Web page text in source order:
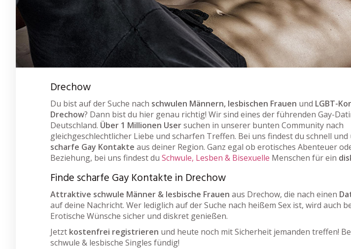
Drechow
Du bist auf der Suche nach schwulen Männern, lesbischen Frauen und LGBT-
Drechow? Dann bist du hier genau richtig! Wir sind eines der führenden Gay-
Deutschland. Über 1 Millionen Usersuchen in unserer bunten Community nach
gleichgeschlechtlicher Liebe und scharfen Treffen. Bei uns findest du schnell
scharfe Gay Kontakte aus deiner Region. Ganz egal ob erotisches Abenteuer
Beziehung, bei uns findest du Schwule, Lesben & Bisexuelle Menschen für ein
Finde scharfe Gay Kontakte in Drechow
Attraktive schwule Männer & lesbische Frauen aus Drechow, die nach einen
auf deine Nachricht. Wer lediglich auf der Suche nach heißem Sex ist, wird auch
Erotische Wünsche sicher und diskret genießen.
Jetzt kostenfrei registrieren und heute noch mit Sicherheit jemanden treffen!
schwule & lesbische Singles fündig!